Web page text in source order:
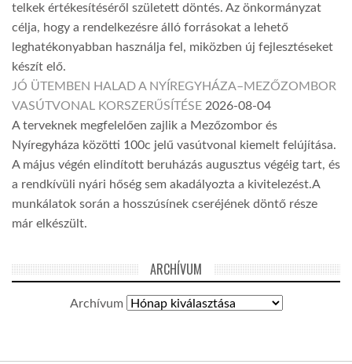
telkek értékesítéséről született döntés. Az önkormányzat
célja, hogy a rendelkezésre álló forrásokat a lehető
leghatékonyabban használja fel, miközben új fejlesztéseket
készít elő.
JÓ ÜTEMBEN HALAD A NYÍREGYHÁZA–MEZŐZOMBOR
VASÚTVONAL KORSZERŰSÍTÉSE 2026-08-04
A terveknek megfelelően zajlik a Mezőzombor és
Nyíregyháza közötti 100c jelű vasútvonal kiemelt felújítása.
A május végén elindított beruházás augusztus végéig tart, és
a rendkívüli nyári hőség sem akadályozta a kivitelezést.A
munkálatok során a hosszúsínek cseréjének döntő része
már elkészült.
ARCHÍVUM
Archívum